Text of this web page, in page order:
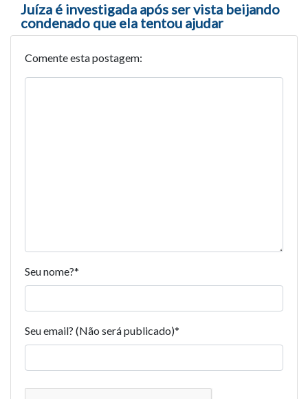
Juíza é investigada após ser vista beijando
condenado que ela tentou ajudar
Comente esta postagem:
Seu nome?*
Seu email? (Não será publicado)*